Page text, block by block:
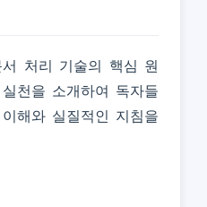
처리 기술의 핵심 원
천을 소개하여 독자들
해와 실질적인 지침을